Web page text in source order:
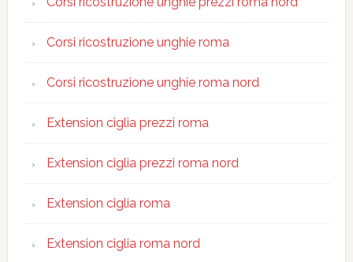
Corsi ricostruzione unghie roma
Corsi ricostruzione unghie roma nord
Extension ciglia prezzi roma
Extension ciglia prezzi roma nord
Extension ciglia roma
Extension ciglia roma nord